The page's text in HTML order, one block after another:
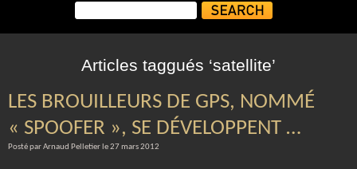
Articles taggués ‘satellite’
LES BROUILLEURS DE GPS, NOMMÉ
« SPOOFER », SE DÉVELOPPENT …
Posté par Arnaud Pelletier le 27 mars 2012